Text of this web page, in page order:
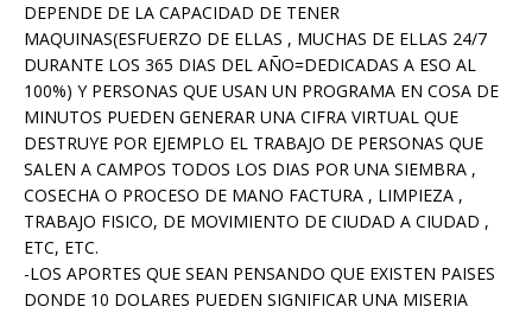
DEPENDE DE LA CAPACIDAD DE TENER
MAQUINAS(ESFUERZO DE ELLAS , MUCHAS DE ELLAS 24/7
DURANTE LOS 365 DIAS DEL AÑO=DEDICADAS A ESO AL
100%) Y PERSONAS QUE USAN UN PROGRAMA EN COSA DE
MINUTOS PUEDEN GENERAR UNA CIFRA VIRTUAL QUE
DESTRUYE POR EJEMPLO EL TRABAJO DE PERSONAS QUE
SALEN A CAMPOS TODOS LOS DIAS POR UNA SIEMBRA ,
COSECHA O PROCESO DE MANO FACTURA , LIMPIEZA ,
TRABAJO FISICO, DE MOVIMIENTO DE CIUDAD A CIUDAD ,
ETC, ETC.
-LOS APORTES QUE SEAN PENSANDO QUE EXISTEN PAISES
DONDE 10 DOLARES PUEDEN SIGNIFICAR UNA MISERIA